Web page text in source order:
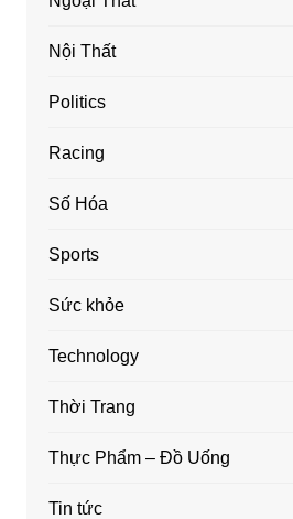
Nội Thất
Politics
Racing
Số Hóa
Sports
Sức khỏe
Technology
Thời Trang
Thực Phẩm – Đồ Uống
Tin tức